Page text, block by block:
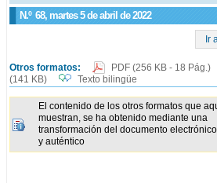
N.º 68, martes 5 de abril de 2022
Ir
Otros formatos: PDF (256 KB - 18 Pág.)
(141 KB)
Texto bilingüe
El contenido de los otros formatos que
muestran, se ha obtenido mediante una
transformación del documento
y auténtico